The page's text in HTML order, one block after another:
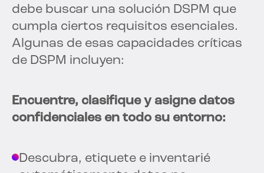
debe buscar una solución DSPM que
cumpla ciertos requisitos esenciales.
Algunas de esas capacidades críticas
de DSPM incluyen:
Encuentre, clasifique y asigne datos
confidenciales en todo su entorno:
Descubra, etiquete e inventarié